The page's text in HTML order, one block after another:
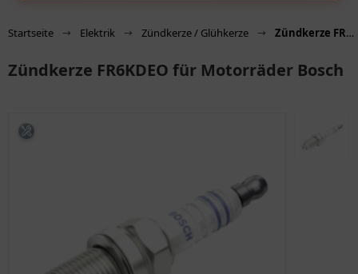
Startseite Elektrik Zündkerze / Glühkerze Zündkerze FR6KDEO für Motorräder Bosch
Zündkerze FR6KDEO für Motorräder Bosch